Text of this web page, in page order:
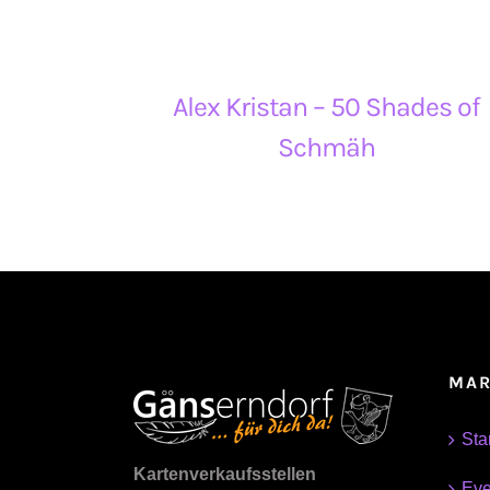
Alex Kristan – 50 Shades of
Schmäh
Kartenverkaufsstellen